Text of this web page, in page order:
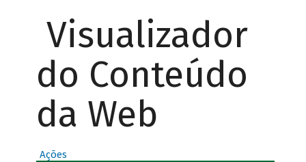
Visualizador
do Conteúdo
da Web
Ações